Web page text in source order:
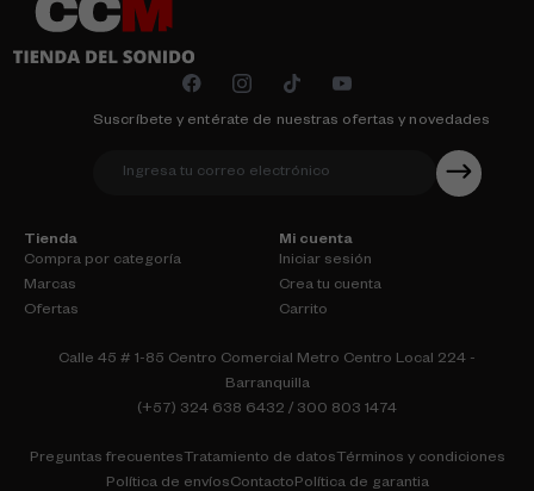
Suscríbete y entérate de nuestras ofertas y novedades
Tienda
Compra por categoría
Marcas
Ofertas
Mi cuenta
Iniciar sesión
Crea tu cuenta
Carrito
Calle 45 # 1-85 Centro Comercial Metro Centro Local 224 -
Barranquilla
(+57) 324 638 6432 / 300 803 1474
Preguntas frecuentes Tratamiento de datos Términos y condiciones
Política de envíosContactoPolítica de garantia